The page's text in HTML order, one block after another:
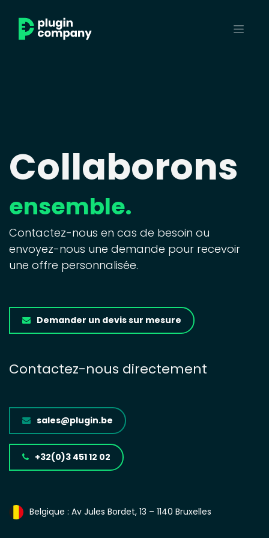
Collaborons
ensemble.
Contactez-nous en cas de besoin ou
envoyez-nous une demande pour recevoir
une offre personnalisée.
Demander un devis sur mesure
Contactez-nous directement
sales@plugin.be
+32(0)3 451 12 02
Belgique : Av Jules Bordet, 13 – 1140 Bruxelles